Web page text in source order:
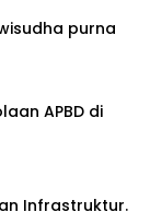
purna
APBD di
Infrastruktur.